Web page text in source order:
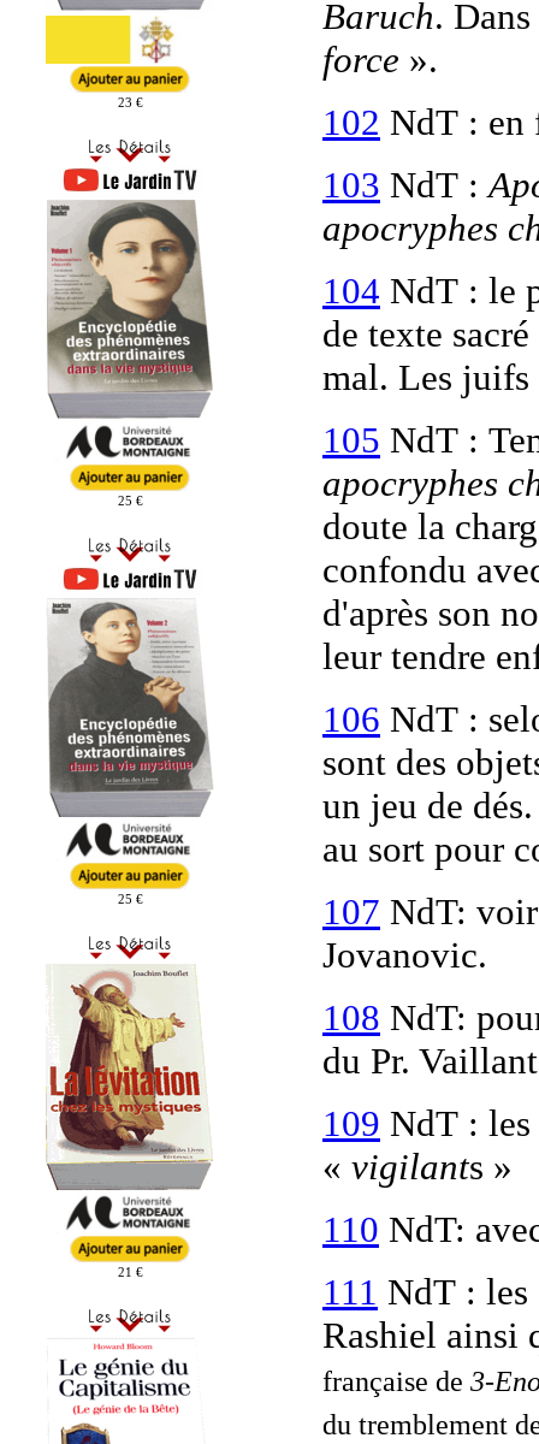
23 €
25 €
25 €
21 €
Baruch.
force ».
102 NdT : en
103 NdT :
apocryphes
104 NdT : le
de texte
mal. Les juifs
105 NdT :
apocryphes
doute la
confondu
d'après son
leur tendre
106 NdT :
sont des
un jeu de
au sort pour
107 NdT:
Jovanovic.
108 NdT:
du Pr. Vaillant
109 NdT : les
« vigilants »
110 NdT:
111 NdT : les
Rashiel ainsi
française de 3-
du tremblement